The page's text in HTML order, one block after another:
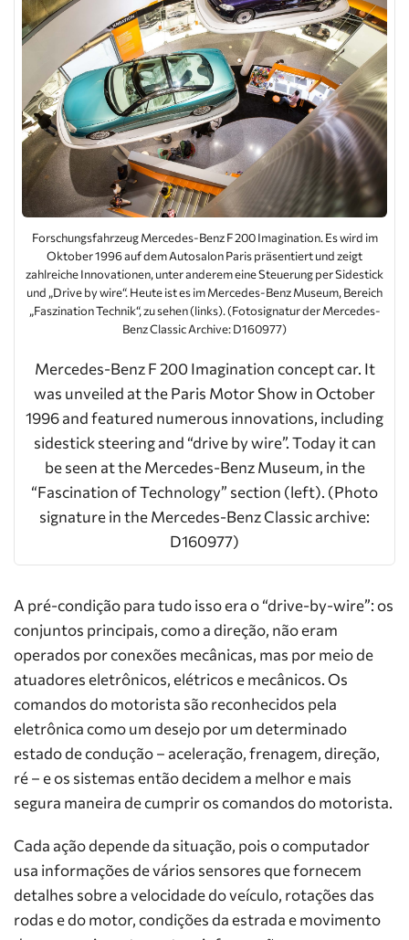
Forschungsfahrzeug Mercedes-Benz F 200 Imagination. Es wird im
Oktober 1996 auf dem Autosalon Paris präsentiert und zeigt
zahlreiche Innovationen, unter anderem eine Steuerung per Sidestick
und „Drive by wire“. Heute ist es im Mercedes-Benz Museum, Bereich
„Faszination Technik“, zu sehen (links). (Fotosignatur der Mercedes-
Benz Classic Archive: D160977)
Mercedes-Benz F 200 Imagination concept car. It
was unveiled at the Paris Motor Show in October
1996 and featured numerous innovations, including
sidestick steering and “drive by wire”. Today it can
be seen at the Mercedes-Benz Museum, in the
“Fascination of Technology” section (left). (Photo
signature in the Mercedes-Benz Classic archive:
D160977)
A pré-condição para tudo isso era o “drive-by-wire”: os
conjuntos principais, como a direção, não eram
operados por conexões mecânicas, mas por meio de
atuadores eletrônicos, elétricos e mecânicos. Os
comandos do motorista são reconhecidos pela
eletrônica como um desejo por um determinado
estado de condução – aceleração, frenagem, direção,
ré – e os sistemas então decidem a melhor e mais
segura maneira de cumprir os comandos do motorista.
Cada ação depende da situação, pois o computador
usa informações de vários sensores que fornecem
detalhes sobre a velocidade do veículo, rotações das
rodas e do motor, condições da estrada e movimento